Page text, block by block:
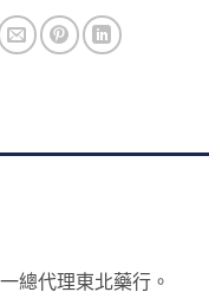
總代理東北藥行。